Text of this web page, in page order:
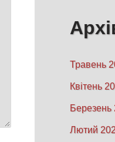
Травень
Квітень
Березень
Лютий